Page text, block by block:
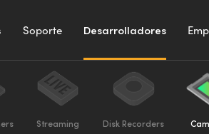
Soporte Desarrolladores
Streaming Disk Recorders